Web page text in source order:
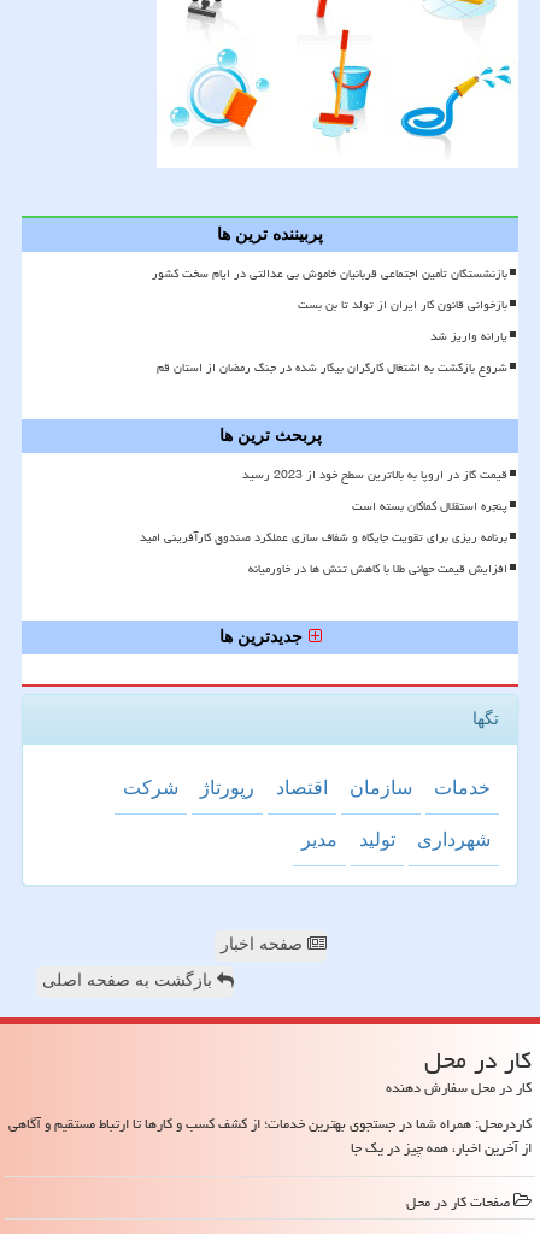
پربیننده ترین ها
بازنشستگان تأمین اجتماعی قربانیان خاموش بی عدالتی در ایام سخت کشور
بازخوانی قانون کار ایران از تولد تا بن بست
یارانه واریز شد
شروع بازگشت به اشتغال کارگران بیکار شده در جنگ رمضان از استان قم
پربحث ترین ها
قیمت گاز در اروپا به بالاترین سطح خود از 2023 رسید
پنجره استقلال کماکان بسته است
برنامه ریزی برای تقویت جایگاه و شفاف سازی عملکرد صندوق کارآفرینی امید
افزایش قیمت جهانی طلا با کاهش تنش ها در خاورمیانه
جدیدترین ها
تگها
خدمات سازمان اقتصاد رپورتاژ شركت
شهرداری تولید مدیر
صفحه اخبار
بازگشت به صفحه اصلی
كار در محل
کار در محل سفارش دهنده
کاردرمحل: همراه شما در جستجوی بهترین خدمات؛ از کشف کسب و کارها تا ارتباط مستقیم و آگاهی
از آخرین اخبار، همه چیز در یک جا
صفحات كار در محل